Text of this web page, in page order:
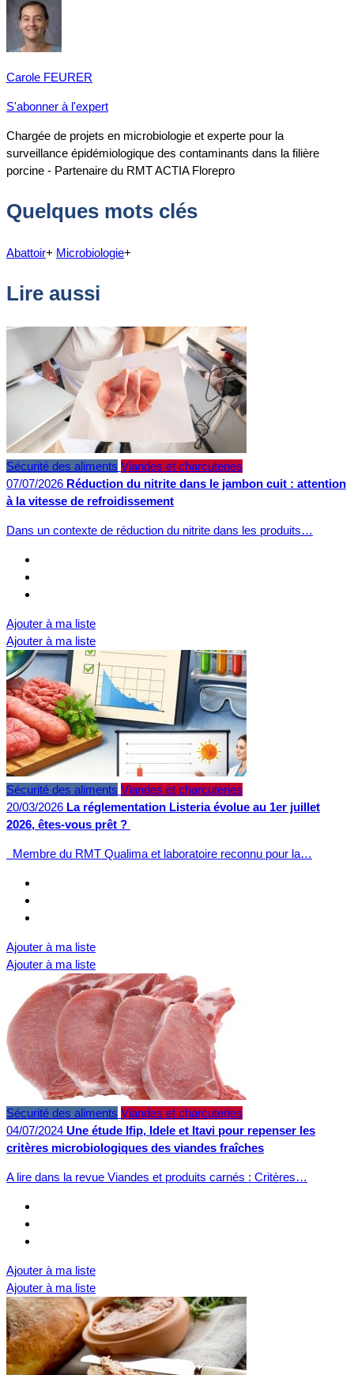
Carole FEURER
S'abonner à l'expert
Chargée de projets en microbiologie et experte pour la
surveillance épidémiologique des contaminants dans la filière
porcine - Partenaire du RMT ACTIA Florepro
Quelques mots clés
Abattoir+ Microbiologie+
Lire aussi
Sécurité des aliments Viandes et charcuteries
07/07/2026 Réduction du nitrite dans le jambon cuit : attention
à la vitesse de refroidissement
Dans un contexte de réduction du nitrite dans les produits…
Ajouter à ma liste
Ajouter à ma liste
Sécurité des aliments Viandes et charcuteries
20/03/2026 La réglementation Listeria évolue au 1er juillet
2026, êtes-vous prêt ?
Membre du RMT Qualima et laboratoire reconnu pour la…
Ajouter à ma liste
Ajouter à ma liste
Sécurité des aliments Viandes et charcuteries
04/07/2024 Une étude Ifip, Idele et Itavi pour repenser les
critères microbiologiques des viandes fraîches
A lire dans la revue Viandes et produits carnés : Critères…
Ajouter à ma liste
Ajouter à ma liste